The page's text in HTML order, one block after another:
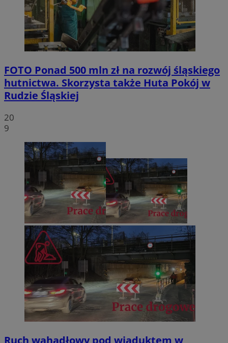
FOTO Ponad 500 mln zł na rozwój śląskiego
hutnictwa. Skorzysta także Huta Pokój w
Rudzie Śląskiej
20
9